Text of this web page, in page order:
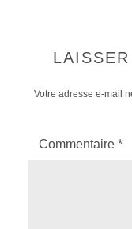
Votre adresse e-mail
Commentaire *